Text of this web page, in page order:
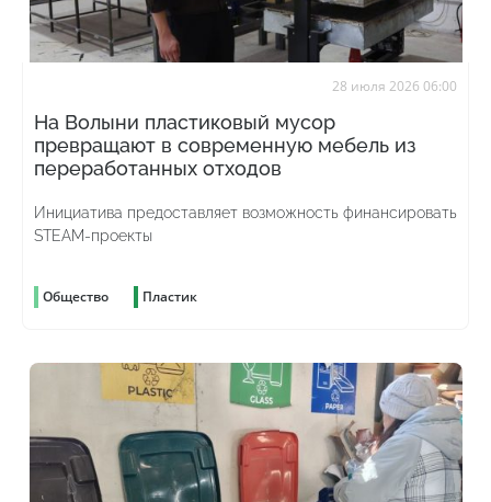
28 июля 2026 06:00
На Волыни пластиковый мусор
превращают в современную мебель из
переработанных отходов
Инициатива предоставляет возможность финансировать
STEAM-проекты
Общество Пластик